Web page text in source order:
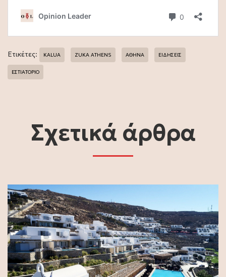
Ετικέτες: KALUA ZUKA ATHENS ΑΘΗΝΑ ΕΙΔΗΣΕΙΣ
ΕΣΤΙΑΤΟΡΙΟ
Σχετικά άρθρα